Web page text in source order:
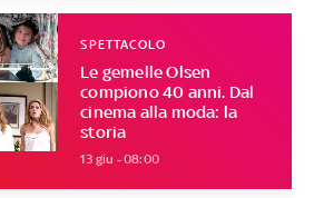
Le gemelle Olsen
compiono 40 anni. Dal
cinema alla moda: la
storia
SPETTACOLO
13 giu - 08:00